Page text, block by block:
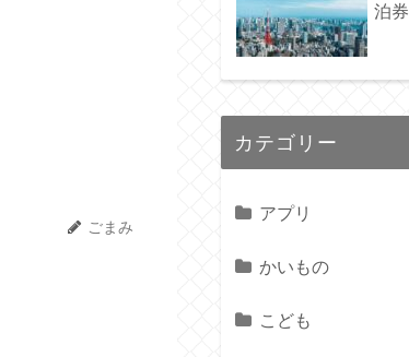
ごまみ
泊
カテゴリー
アプリ
かいもの
こども